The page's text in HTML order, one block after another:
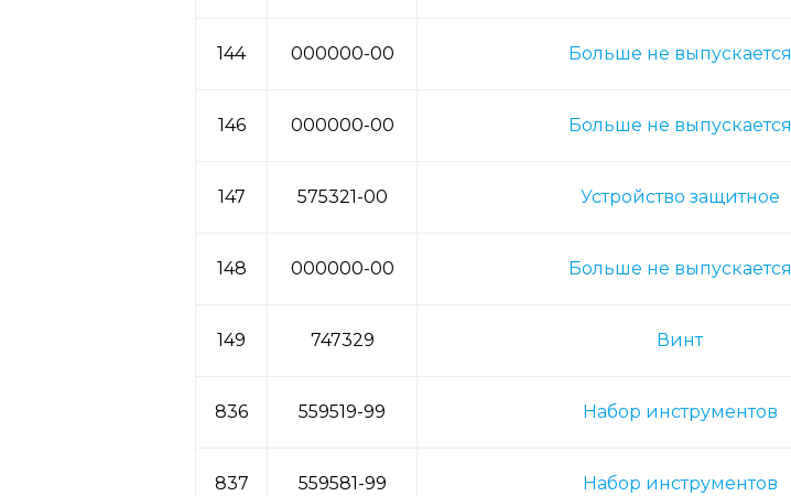
144 000000-00 Больше не выпускается
146 000000-00 Больше не выпускается
147 575321-00 Устройство защитное
148 000000-00 Больше не выпускается
149 747329 Винт
836 559519-99 Набор инструментов
837 559581-99 Набор инструментов